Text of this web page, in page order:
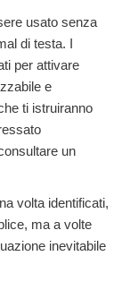
usato senza
di testa. I
per attivare
e
ti istruiranno
un
volta identificati,
ma a volte
inevitabile